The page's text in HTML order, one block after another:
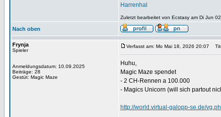
Harrenhal
Zuletzt bearbeitet von Ecstasy am Di Jun
Nach oben
Frynja
Spieler
Anmeldungsdatum: 10.09.2025
Beiträge: 28
Gestüt: Magic Maze
Verfasst am: Mo Mai 18, 2026 20:07
Huhu,
Magic Maze spendet
- 2 CH-Rennen a 100.000
- Magics Unicorn (will sich partout
http://world.virtual-galopp-se.de/